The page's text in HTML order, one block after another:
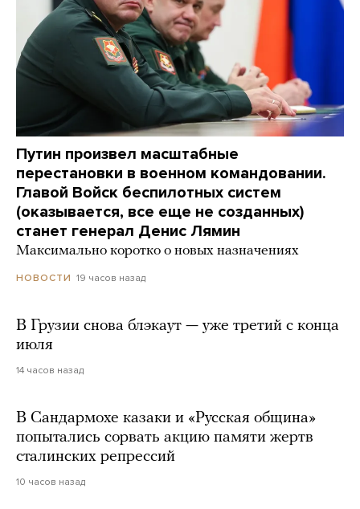
Путин произвел масштабные
перестановки в военном командовании.
Главой Войск беспилотных систем
(оказывается, все еще не созданных)
станет генерал Денис Лямин
Максимально коротко о новых назначениях
НОВОСТИ 19 часов назад
В Грузии снова блэкаут — уже третий с конца
июля
14 часов назад
В Сандармохе казаки и «Русская община»
попытались сорвать акцию памяти жертв
сталинских репрессий
10 часов назад